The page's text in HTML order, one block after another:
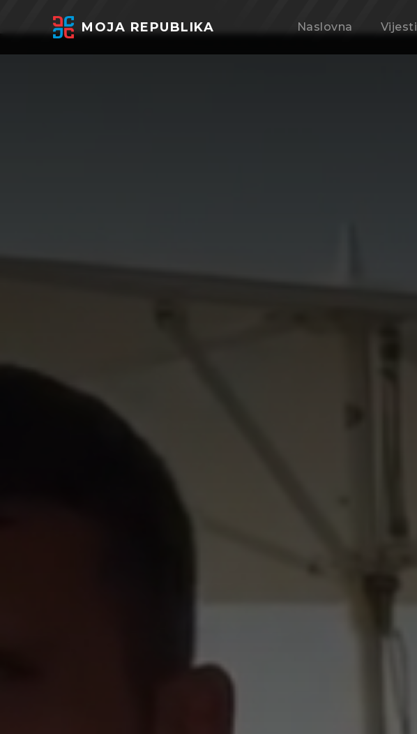
MOJA REPUBLIKA Naslovna Vijesti